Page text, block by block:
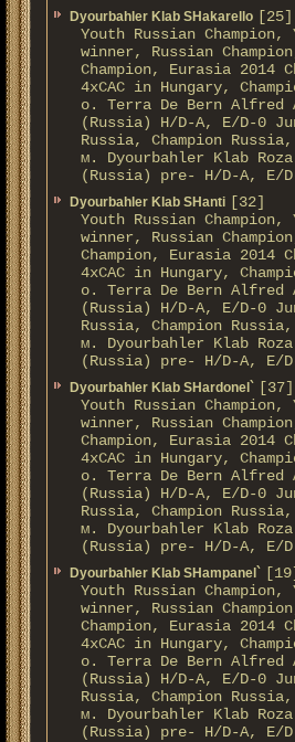
Dyourbahler Klab SHakarello [25]
Youth Russian Champion,
winner, Russian
Champion, Eurasia 2014
4xCAC in Hungary,
о. Terra De Bern Alfred
(Russia) H/D-A, E/D-0
Russia, Champion Russia,
м. Dyourbahler Klab
(Russia) pre- H/D-A, E/
Dyourbahler Klab SHanti [32]
Youth Russian Champion,
winner, Russian
Champion, Eurasia 2014
4xCAC in Hungary,
о. Terra De Bern Alfred
(Russia) H/D-A, E/D-0
Russia, Champion Russia,
м. Dyourbahler Klab
(Russia) pre- H/D-A, E/
Dyourbahler Klab SHardonel` [37]
Youth Russian Champion,
winner, Russian
Champion, Eurasia 2014
4xCAC in Hungary,
о. Terra De Bern Alfred
(Russia) H/D-A, E/D-0
Russia, Champion Russia,
м. Dyourbahler Klab
(Russia) pre- H/D-A, E/
Dyourbahler Klab SHampanel`
Youth Russian Champion,
winner, Russian
Champion, Eurasia 2014
4xCAC in Hungary,
о. Terra De Bern Alfred
(Russia) H/D-A, E/D-0
Russia, Champion Russia,
м. Dyourbahler Klab
(Russia) pre- H/D-A, E/